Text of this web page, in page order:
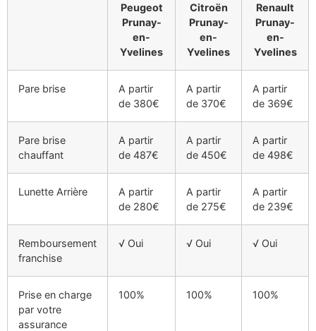
Peugeot
Prunay-
en-
Yvelines
Citroën
Prunay-
en-
Yvelines
Renault
Prunay-
en-
Yvelines
Pare brise
A partir
de 380€
A partir
de 370€
A partir
de 369€
Pare brise
chauffant
A partir
de 487€
A partir
de 450€
A partir
de 498€
Lunette Arrière
A partir
de 280€
A partir
de 275€
A partir
de 239€
Remboursement
franchise
√ Oui √ Oui √ Oui
Prise en charge
par votre
assurance
100% 100% 100%